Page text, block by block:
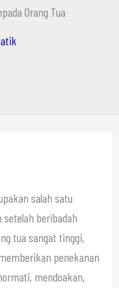
Orang Tua
salah satu
beribadah
penekanan
mendoakan,